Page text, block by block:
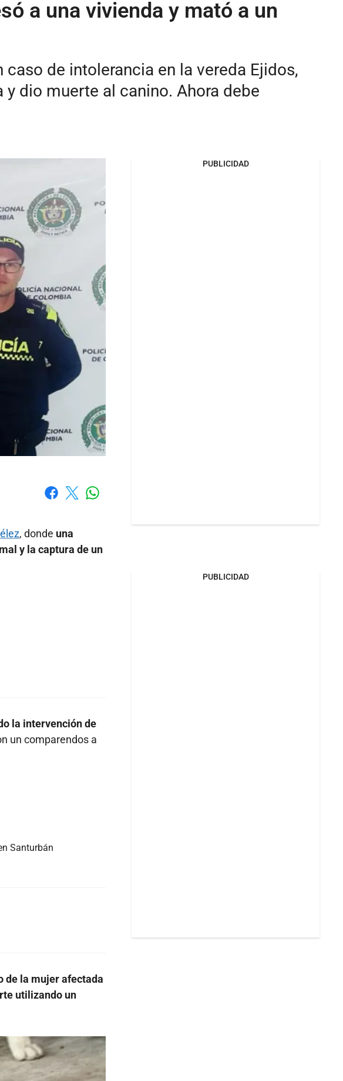
a una vivienda y mató a un
de intolerancia en la vereda Ejidos,
dio muerte al canino. Ahora debe
, donde una
y la captura de un
la intervención de
un comparendos a
Santurbán
de la mujer afectada
utilizando un
PUBLICIDAD
PUBLICIDAD